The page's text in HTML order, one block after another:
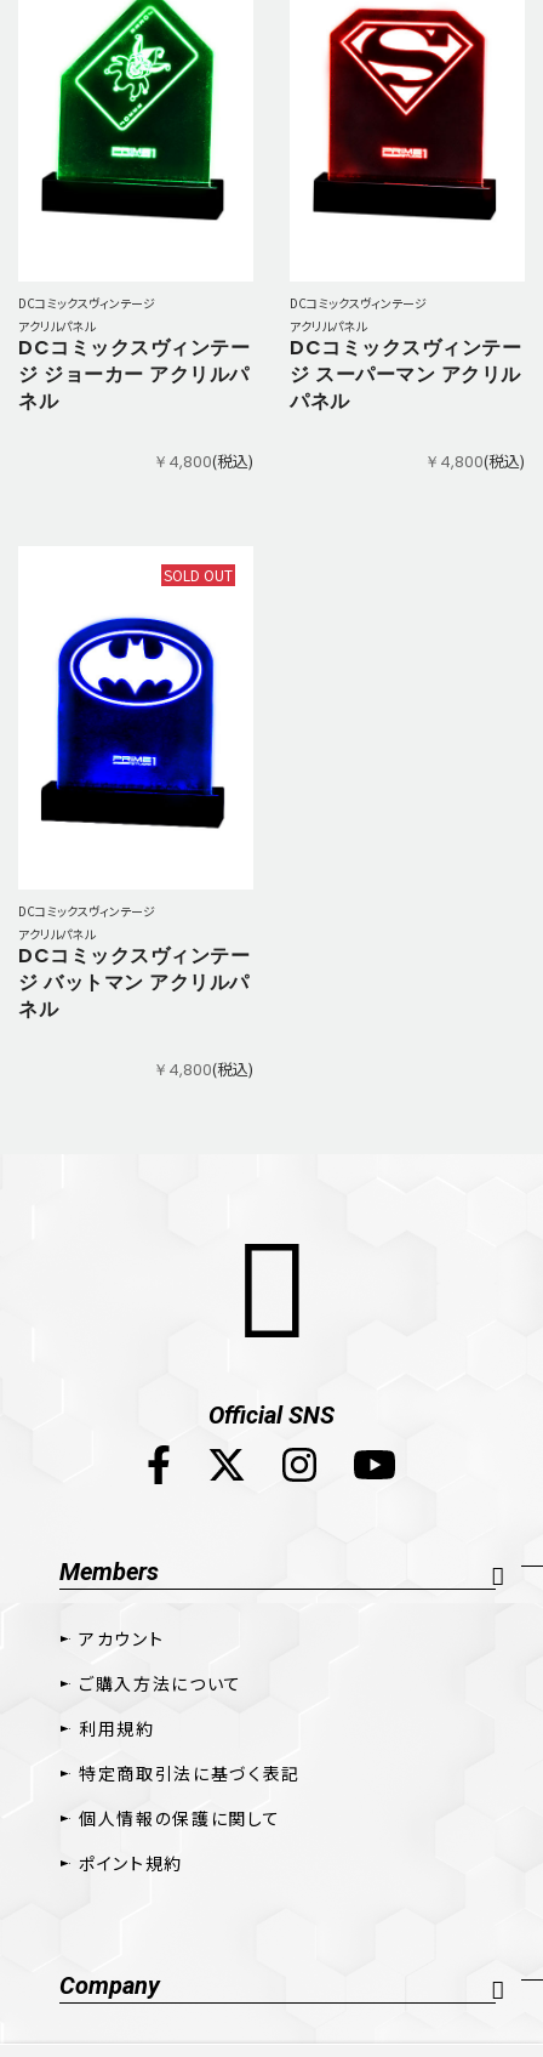
DCコミックスヴィンテージ
アクリルパネル
DCコミックスヴィンテー
ジ ジョーカー アクリルパ
ネル
￥4,800(税込)
DCコミックスヴィンテージ
アクリルパネル
DCコミックスヴィンテー
ジ スーパーマン アクリル
パネル
￥4,800(税込)
SOLD OUT
DCコミックスヴィンテージ
アクリルパネル
DCコミックスヴィンテー
ジ バットマン アクリルパ
ネル
￥4,800(税込)
Official SNS
Members
アカウント
ご購入方法について
利用規約
特定商取引法に基づく表記
個人情報の保護に関して
ポイント規約
Company